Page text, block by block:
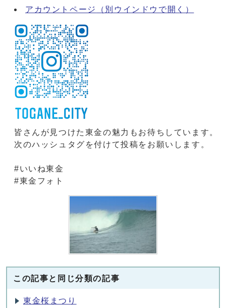
アカウントページ （別ウインドウで開く）
皆さんが見つけた東金の魅力もお待ちしています。
次のハッシュタグを付けて投稿をお願いします。
#いいね東金
#東金フォト
この記事と同じ分類の記事
東金桜まつり